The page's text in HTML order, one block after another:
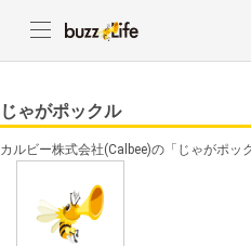
じゃがポックル
カルビー株式会社(Calbee)の「じゃがポッ